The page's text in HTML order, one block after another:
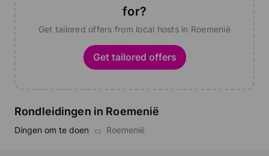
for?
Get tailored offers from local hosts in Roemenië
Get tailored offers
Rondleidingen in Roemenië
Dingen om te doen Roemenië